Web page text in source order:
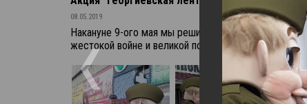
08.05.2019
Накануне 9-ого мая мы решили поддержать уже
жестокой войне и великой победе. Акция